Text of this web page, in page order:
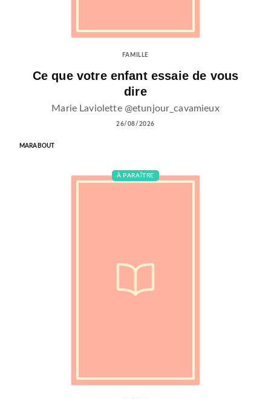
FAMILLE
Ce que votre enfant essaie de vous
dire
Marie Laviolette @etunjour_cavamieux
26/08/2026
MARABOUT
À PARAÎTRE